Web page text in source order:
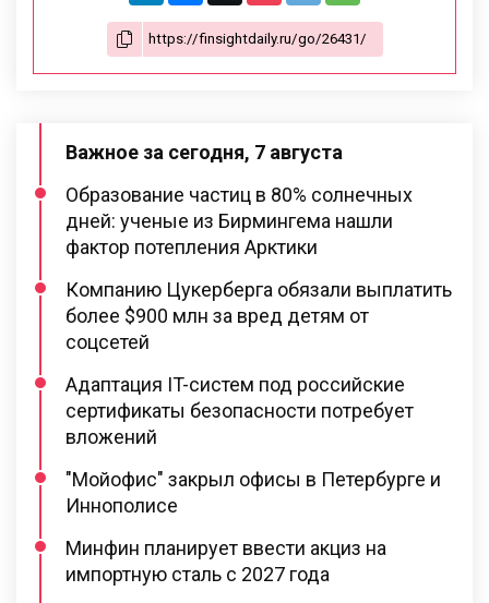
Важное за сегодня, 7 августа
Образование частиц в 80% солнечных
дней: ученые из Бирмингема нашли
фактор потепления Арктики
Компанию Цукерберга обязали выплатить
более $900 млн за вред детям от
соцсетей
Адаптация IT-систем под российские
сертификаты безопасности потребует
вложений
"Мойофис" закрыл офисы в Петербурге и
Иннополисе
Минфин планирует ввести акциз на
импортную сталь с 2027 года